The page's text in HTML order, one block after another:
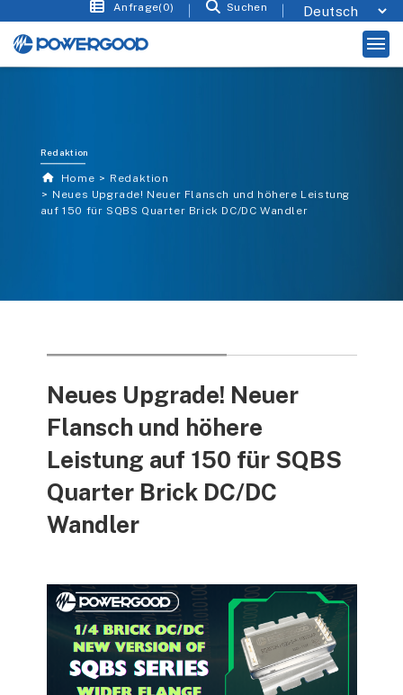
Anfrage(0) Suchen
Redaktion
Home
Redaktion
Neues Upgrade! Neuer Flansch und höhere Leistung
auf 150 für SQBS Quarter Brick DC/DC Wandler
Neues Upgrade! Neuer
Flansch und höhere
Leistung auf 150 für SQBS
Quarter Brick DC/DC
Wandler